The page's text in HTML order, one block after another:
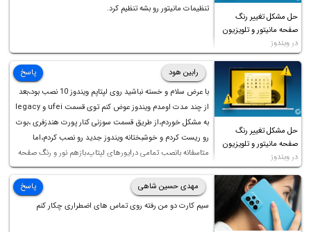
حل مشکل تغییر رنگ
صفحه مانیتور و تلویزیون
در ویندوز
تنظیمات مانیتور رو بشه تنظیم کرد.
حل مشکل تغییر رنگ
صفحه مانیتور و تلویزیون
در ویندوز
رابین هود
با عرض سلام و خسته نباشید روی لپتاپم ویندوز 10 نصب بود،بعد
از چند مدت اومدم ویندوز عوض کنم توی قسمت ufei و legacy
به مشکل خوردم،از طریق قسمت سوزنی کنار پورت هندزفری ،بوت
رو ریست کردم و خوشبختانه ویندوز جدید رو نصب کردم،اما
متاسفانه بانصب تمامی درایورهای لپتاپ،بازهم نور و رنگ صفحه
چه موقع کار چه موقع پخش فیلم مثل سابق نیست(نور زیاده و بی
کیفیت)،با ابدیت کردن کارت گرافیک،کالیبره کردن و غیره هم نور و
رنگ درست نشد (انگار تصویر ماته)، خواهشمند است راهنمایی
فرمایید باتشکر
پاسخ
مهدی حسین شاهی
سیم کارت دو من رفته روی تماس های اضطراری چکار کنم
پاسخ